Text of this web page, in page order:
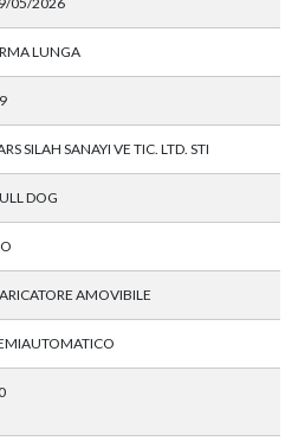
LUNGA
SILAH SANAYI VE TIC. LTD. STI
DOG
AMOVIBILE